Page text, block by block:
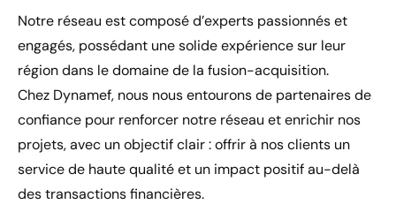
Notre réseau est composé d’experts passionnés et
engagés, possédant une solide expérience sur leur
région dans le domaine de la fusion-acquisition.
Chez Dynamef, nous nous entourons de partenaires de
confiance pour renforcer notre réseau et enrichir nos
projets, avec un objectif clair : offrir à nos clients un
service de haute qualité et un impact positif au-delà
des transactions financières.